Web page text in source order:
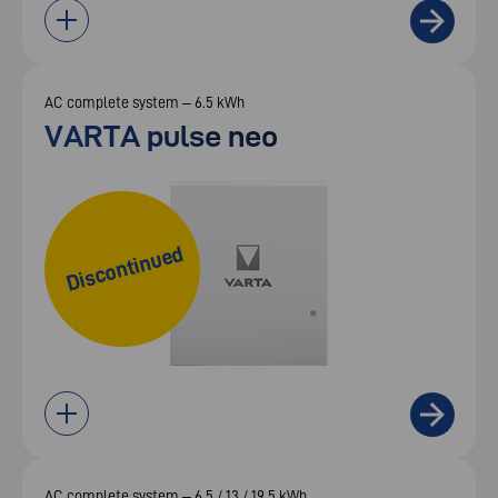
AC complete system – 6.5 kWh
VARTA pulse neo
Discontinued